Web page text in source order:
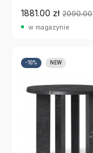
1881.00 zł 2090.00
w magazynie
-10% NEW